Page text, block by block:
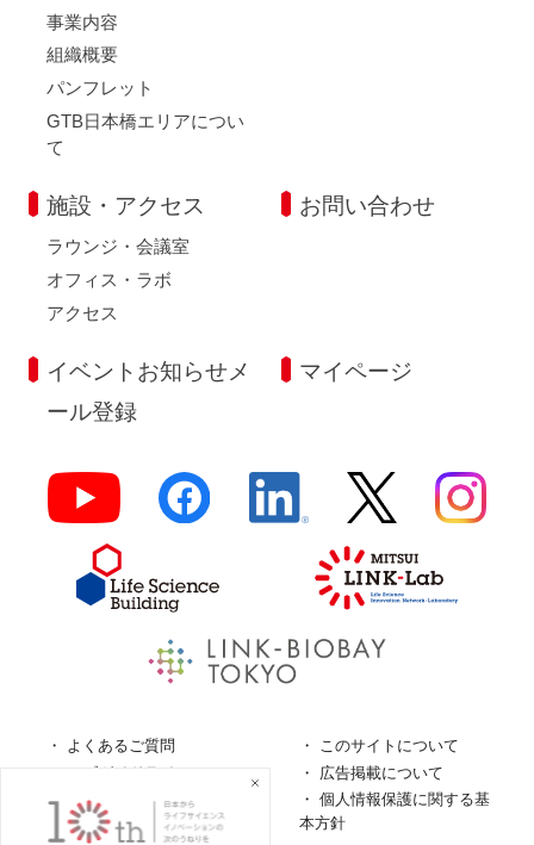
事業内容
組織概要
パンフレット
GTB日本橋エリアについ
て
施設・アクセス
ラウンジ・会議室
オフィス・ラボ
アクセス
お問い合わせ
イベントお知らせメ
ール登録
マイページ
よくあるご質問
このサイトについて
ロゴガイドライン
広告掲載について
特定商取引法に基づく表
個人情報保護に関する基
本方針